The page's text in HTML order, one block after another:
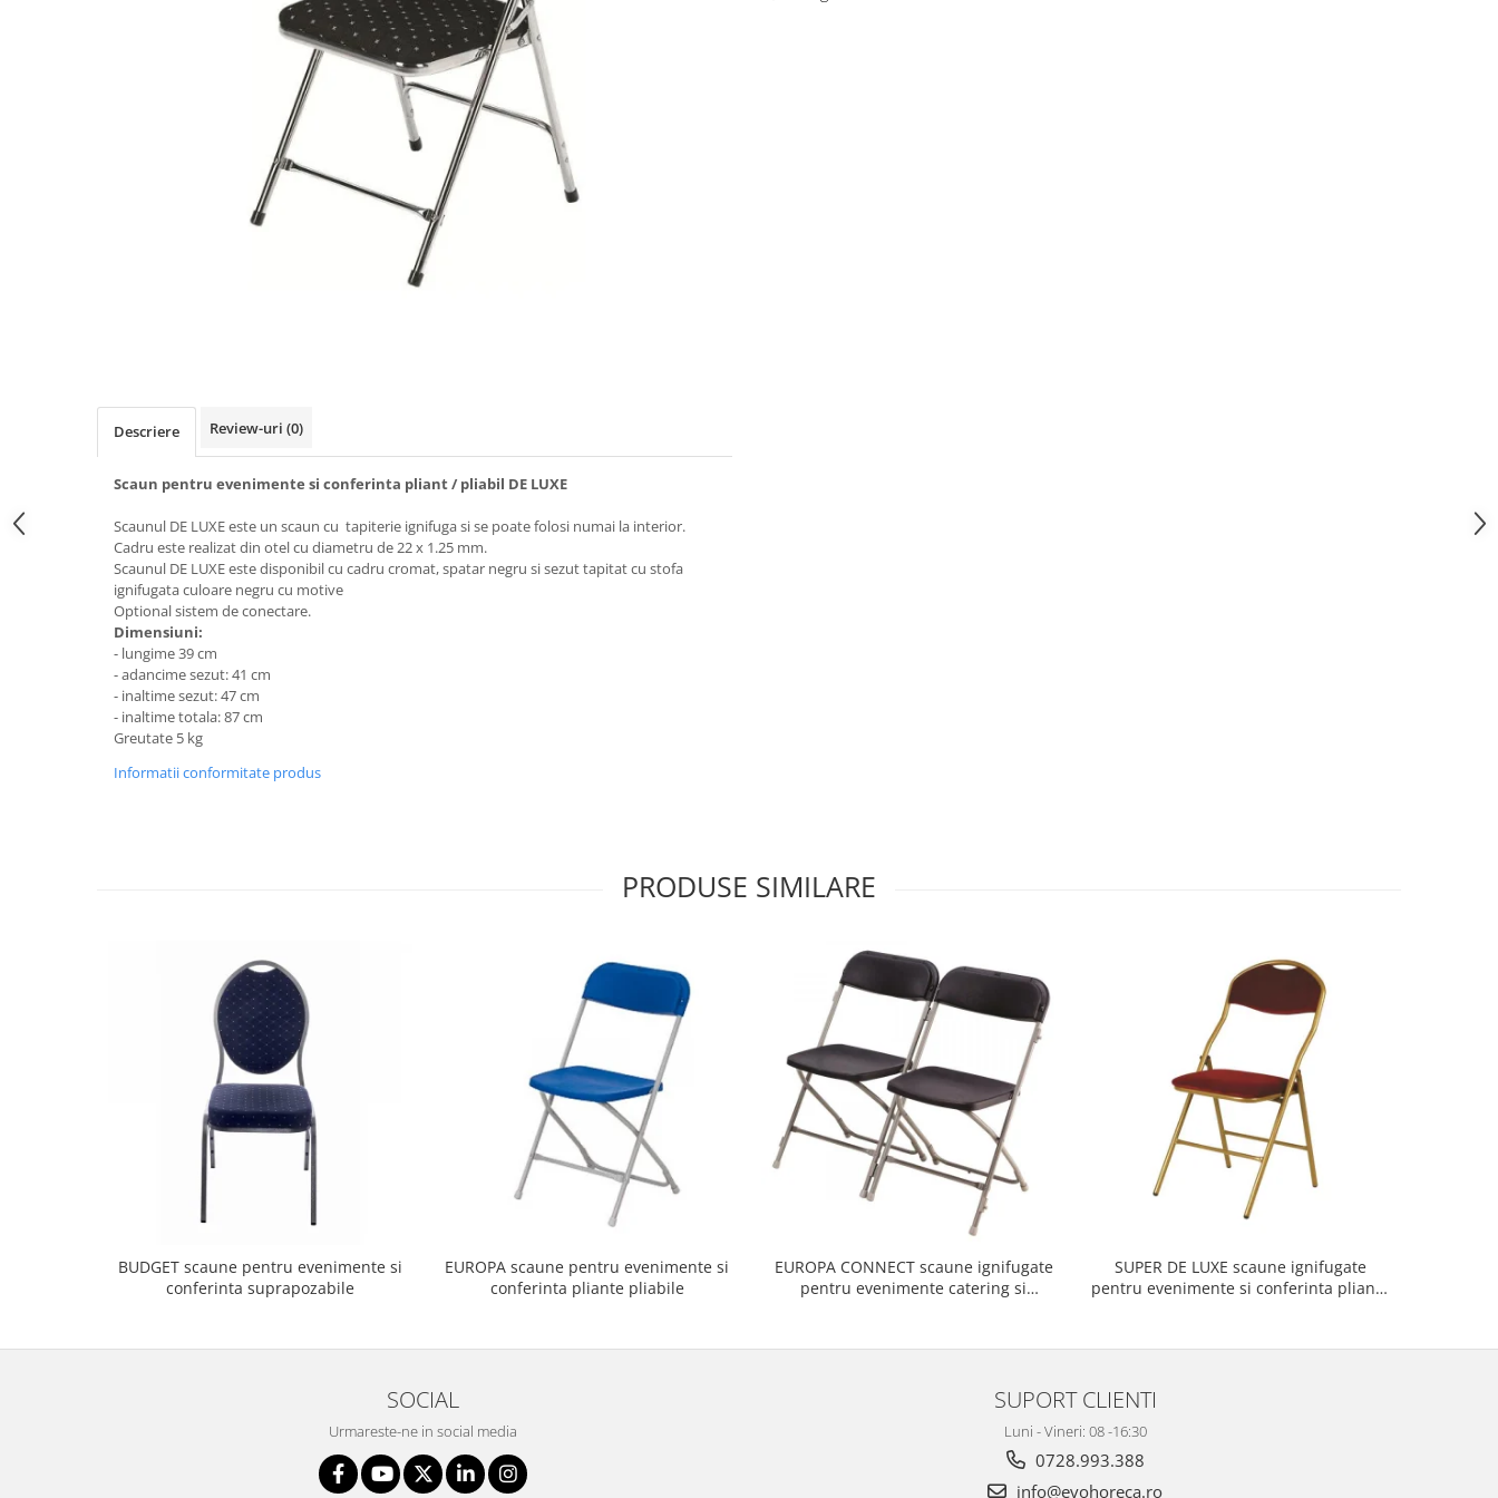
Descriere Review-uri (0)
Scaun pentru evenimente si conferinta pliant / pliabil DE LUXE
Scaunul DE LUXEeste un scaun cu tapiterie ignifuga si se poate folosi numai la interior.
Cadru este realizat din otel cu diametru de 22 x 1.25 mm.
Scaunul DE LUXE este disponibil cu cadru cromat, spatar negru si sezut tapitat cu stofa
ignifugata culoare negru cu motive
Optional sistem de conectare.
Dimensiuni:
- lungime 39 cm
- adancime sezut: 41 cm
- inaltime sezut: 47 cm
- inaltime totala: 87 cm
Greutate 5 kg
Informatii conformitate produs
PRODUSE SIMILARE
BUDGET scaune pentru evenimente si
conferinta suprapozabile
EUROPA scaune pentru evenimente si
conferinta pliante pliabile
EUROPA CONNECT scaune ignifugate
pentru evenimente catering si
SUPER DE LUXE scaune ignifugate
pentru evenimente si conferinta pliante
SOCIAL
Urmareste-ne in social media
SUPORT CLIENTI
Luni - Vineri: 08 -16:30
0728.993.388
info@evohoreca.ro